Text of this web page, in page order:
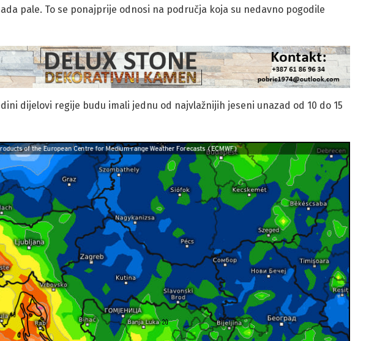
pale. To se ponajprije odnosi na područja koja su nedavno pogodile
dijelovi regije budu imali jednu od najvlažnijih jeseni unazad od 10 do 15